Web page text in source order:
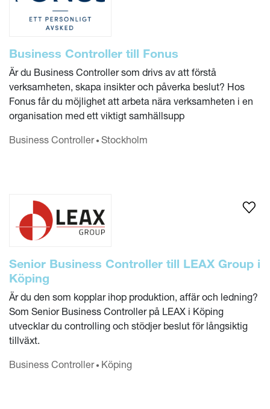
Business Controller till Fonus
Är du Business Controller som drivs av att förstå
verksamheten, skapa insikter och påverka beslut? Hos
Fonus får du möjlighet att arbeta nära verksamheten i en
organisation med ett viktigt samhällsupp
Business Controller• Stockholm
Senior Business Controller till LEAX Group i
Köping
Är du den som kopplar ihop produktion, affär och ledning?
Som Senior Business Controller på LEAX i Köping
utvecklar du controlling och stödjer beslut för långsiktig
tillväxt.
Business Controller• Köping